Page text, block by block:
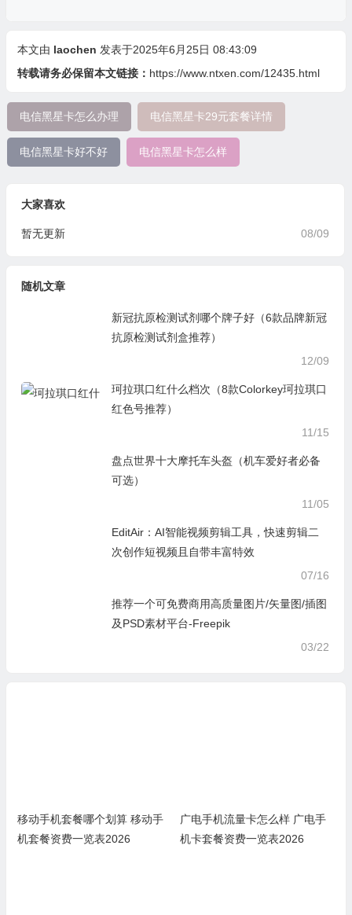
本文由 laochen 发表于2025年6月25日 08:43:09
转载请务必保留本文链接： https://www.ntxen.com/12435.html
电信黑星卡怎么办理 电信黑星卡29元套餐详情
电信黑星卡好不好 电信黑星卡怎么样
大家喜欢
08/09
暂无更新
随机文章
新冠抗原检测试剂哪个牌子好（6款品牌新冠
抗原检测试剂盒推荐）
12/09
珂拉琪口红什么档次（8款Colorkey珂拉琪口
红色号推荐）
11/15
盘点世界十大摩托车头盔（机车爱好者必备
可选）
11/05
EditAir：AI智能视频剪辑工具，快速剪辑二
次创作短视频且自带丰富特效
07/16
推荐一个可免费商用高质量图片/矢量图/插图
及PSD素材平台-Freepik
03/22
移动手机套餐哪个划算 移动手
机套餐资费一览表2026
广电手机流量卡怎么样 广电手
机卡套餐资费一览表2026